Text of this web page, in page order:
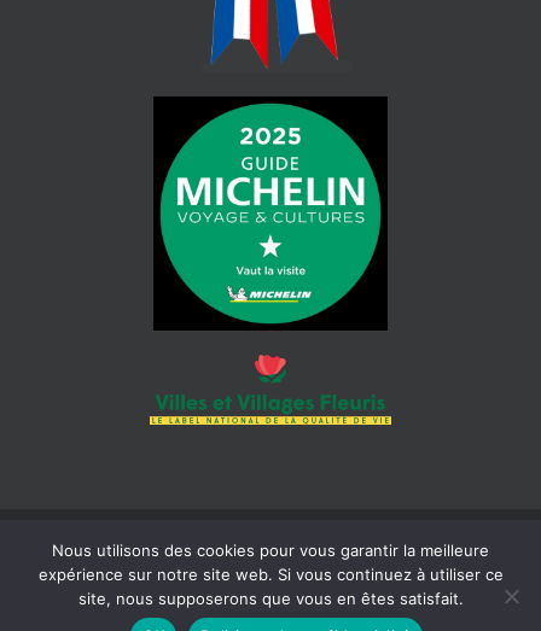
© 2026 Mairie de Cotignac | Tous droits réservés | Siret : 218 300
465 000 18 |Mentions légales| Réalisation :Béaba-informatique
Nous utilisons des cookies pour vous garantir la meilleure
expérience sur notre site web. Si vous continuez à utiliser ce
site, nous supposerons que vous en êtes satisfait.